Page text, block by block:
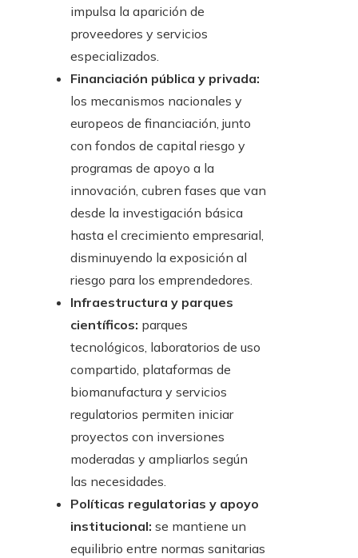
impulsa la aparición de
proveedores y servicios
especializados.
Financiación pública y privada:
los mecanismos nacionales y
europeos de financiación, junto
con fondos de capital riesgo y
programas de apoyo a la
innovación, cubren fases que van
desde la investigación básica
hasta el crecimiento empresarial,
disminuyendo la exposición al
riesgo para los emprendedores.
Infraestructura y parques
científicos: parques
tecnológicos, laboratorios de uso
compartido, plataformas de
biomanufactura y servicios
regulatorios permiten iniciar
proyectos con inversiones
moderadas y ampliarlos según
las necesidades.
Políticas regulatorias y apoyo
institucional: se mantiene un
equilibrio entre normas sanitarias